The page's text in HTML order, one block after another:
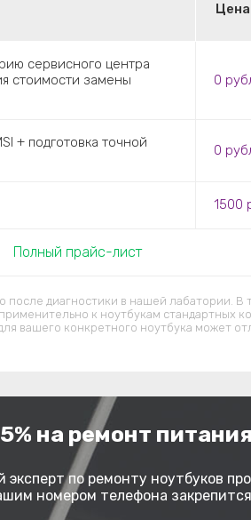
сервисного центра
стоимости замены
0
+ подготовка точной
0
1500
Полный прайс-лист
диагностики в нашей лабатории. В
к ноутбукам стандартных
вашего конкретного ноутбука может
на ремонт питания
по ремонту ноутбуков
номером телефона закрепится